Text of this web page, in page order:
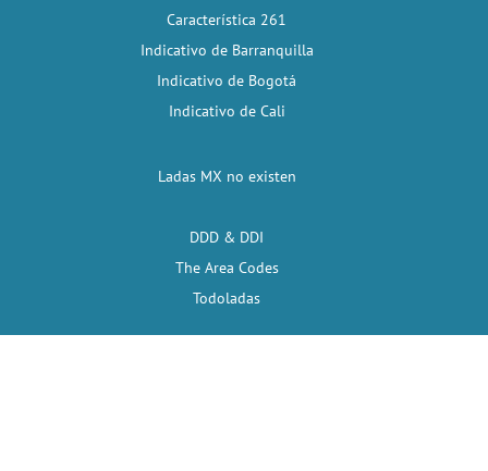
Característica 261
Indicativo de Barranquilla
Indicativo de Bogotá
Indicativo de Cali
Ladas MX no existen
DDD & DDI
The Area Codes
Todoladas